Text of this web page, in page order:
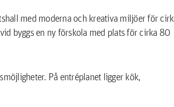
med moderna och kreativa miljöer för
byggs en ny förskola med plats för cirka 80
På entréplanet ligger kök,